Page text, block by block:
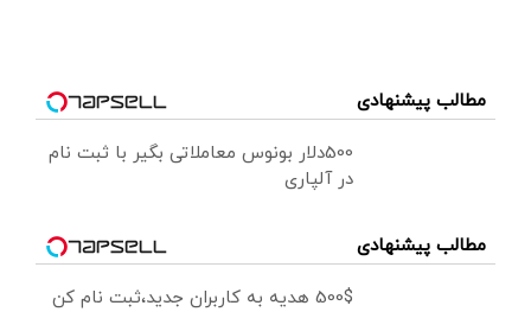
مطالب پیشنهادی
500دلار بونوس معاملاتی بگیر با ثبت نام
در آلپاری
مطالب پیشنهادی
500$ هدیه به کاربران جدید،ثبت نام کن